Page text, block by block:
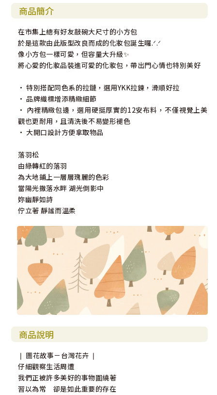
商品簡介
在市集上總有好友敲碗大尺寸的小方包
於是這款由此版型改良而成的化妝包誕生囉.ᐟ.ᐟ
像小方包一樣可愛，但容量大升級✨
將心愛的化妝品裝進可愛的化妝包，帶出門心情也特別美好
• 特別搭配同色系的拉鏈，選用YKK拉鍊，滑順好拉
• 品牌織標增添精緻細節
• 內裡精緻包邊，選用硬挺厚實的12安布料，不僅視覺上美
觀也更耐用，且清洗後不易變形褪色
• 大開口設計方便拿取物品
落羽松
由綠轉紅的落羽
為大地鋪上一層層瑰麗的色彩
當陽光撒落水畔 湖光倒影中
妳幽靜如詩
佇立著 靜謐而溫柔
商品說明
❘ 圖花故事－台灣花卉 ❘
仔細觀察生活周遭
我們正被許多美好的事物圍繞著
習以為常 卻是如此重要的存在